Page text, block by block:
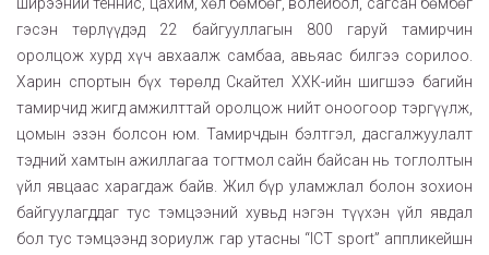
гэсэн төрлүүдэд 22 байгууллагын 800 гаруй тамирчин
оролцож хурд хүч авхаалж самбаа, авьяас билгээ сорилоо.
Харин спортын бүх төрөлд Скайтел ХХК-ийн шигшээ багийн
тамирчид жигд амжилттай оролцож нийт оноогоор тэргүүлж,
цомын эзэн болсон юм. Тамирчдын бэлтгэл, дасгалжуулалт
тэдний хамтын ажиллагаа тогтмол сайн байсан нь тоглолтын
үйл явцаас харагдаж байв. Жил бүр уламжлал болон зохион
байгуулагддаг тус тэмцээний хувьд нэгэн түүхэн үйл явдал
бол тус тэмцээнд зориулж гар утасны “ICT sport” аппликейшн